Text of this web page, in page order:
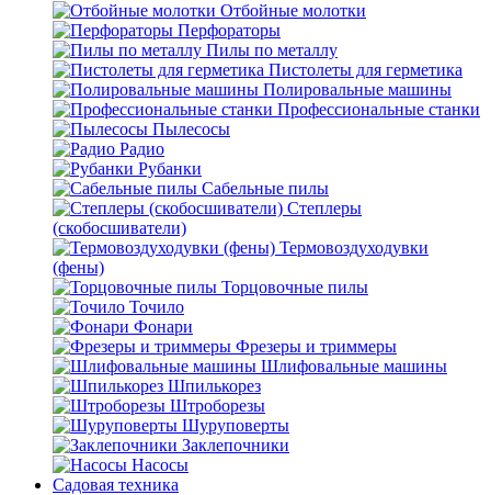
Отбойные молотки
Перфораторы
Пилы по металлу
Пистолеты для герметика
Полировальные машины
Профессиональные станки
Пылесосы
Радио
Рубанки
Сабельные пилы
Степлеры
(скобосшиватели)
Термовоздуходувки
(фены)
Торцовочные пилы
Точило
Фонари
Фрезеры и триммеры
Шлифовальные машины
Шпилькорез
Штроборезы
Шуруповерты
Заклепочники
Насосы
Садовая техника